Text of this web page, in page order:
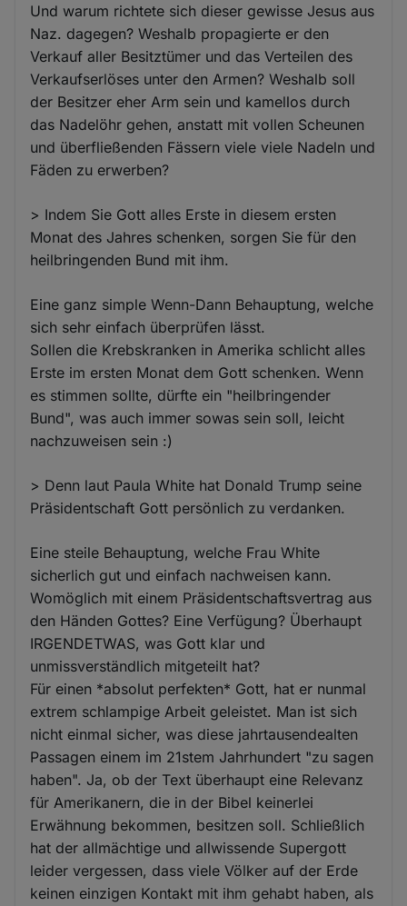
Und warum richtete sich dieser gewisse Jesus aus
Naz. dagegen? Weshalb propagierte er den
Verkauf aller Besitztümer und das Verteilen des
Verkaufserlöses unter den Armen? Weshalb soll
der Besitzer eher Arm sein und kamellos durch
das Nadelöhr gehen, anstatt mit vollen Scheunen
und überfließenden Fässern viele viele Nadeln und
Fäden zu erwerben?
> Indem Sie Gott alles Erste in diesem ersten
Monat des Jahres schenken, sorgen Sie für den
heilbringenden Bund mit ihm.
Eine ganz simple Wenn-Dann Behauptung, welche
sich sehr einfach überprüfen lässt.
Sollen die Krebskranken in Amerika schlicht alles
Erste im ersten Monat dem Gott schenken. Wenn
es stimmen sollte, dürfte ein "heilbringender
Bund", was auch immer sowas sein soll, leicht
nachzuweisen sein :)
> Denn laut Paula White hat Donald Trump seine
Präsidentschaft Gott persönlich zu verdanken.
Eine steile Behauptung, welche Frau White
sicherlich gut und einfach nachweisen kann.
Womöglich mit einem Präsidentschaftsvertrag aus
den Händen Gottes? Eine Verfügung? Überhaupt
IRGENDETWAS, was Gott klar und
unmissverständlich mitgeteilt hat?
Für einen *absolut perfekten* Gott, hat er nunmal
extrem schlampige Arbeit geleistet. Man ist sich
nicht einmal sicher, was diese jahrtausendealten
Passagen einem im 21stem Jahrhundert "zu sagen
haben". Ja, ob der Text überhaupt eine Relevanz
für Amerikanern, die in der Bibel keinerlei
Erwähnung bekommen, besitzen soll. Schließlich
hat der allmächtige und allwissende Supergott
leider vergessen, dass viele Völker auf der Erde
keinen einzigen Kontakt mit ihm gehabt haben, als